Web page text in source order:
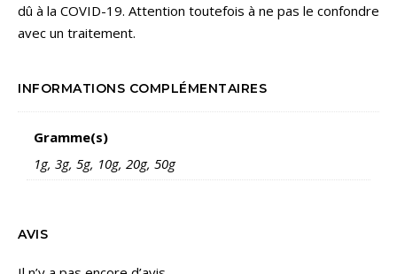
dû à la COVID-19. Attention toutefois à ne pas le confondre
avec un traitement.
INFORMATIONS COMPLÉMENTAIRES
Gramme(s)
1g, 3g, 5g, 10g, 20g, 50g
AVIS